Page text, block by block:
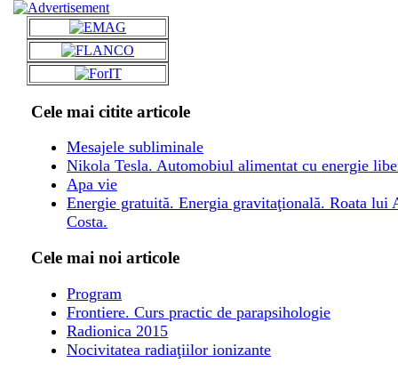
Cele mai citite articole
Mesajele subliminale
Nikola Tesla. Automobiul alimentat cu energie
Apa vie
Energie gratuită. Energia gravitaţională. Roata lui
Costa.
Cele mai noi articole
Program
Frontiere. Curs practic de parapsihologie
Radionica 2015
Nocivitatea radiaţiilor ionizante